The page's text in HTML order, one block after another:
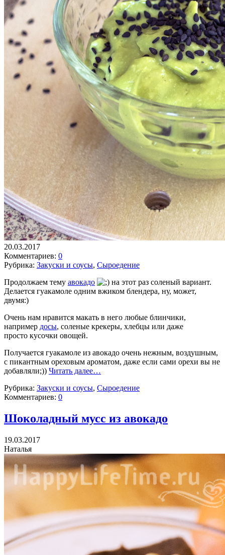
20.03.2017
Комментариев: 0
Рубрика: Закуски и соусы, Сыроедение
Продолжаем тему авокадо
на этот раз соленый вариант.
Делается гуакамоле одним вжиком блендера, ну, может,
двумя:)
Очень нам нравится макать в него любые блинчики,
например досы, соленые крекеры, хлебцы или даже
просто кусочки овощей.
Получается гуакамоле из авокадо очень нежным, воздушным,
с пикантным ореховым ароматом, даже если сами орехи вы не
добавляли;)) Читать далее…
Рубрика: Закуски и соусы, Сыроедение
Комментариев: 0
Шоколадный мусс из авокадо
19.03.2017
Наталья